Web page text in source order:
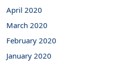
April 2020
March 2020
February 2020
January 2020